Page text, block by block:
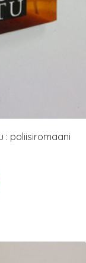
: poliisiromaani